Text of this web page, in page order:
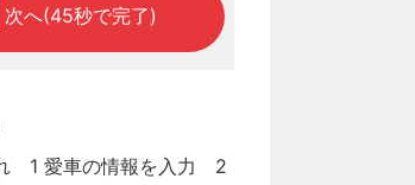
次へ(45秒で完了)